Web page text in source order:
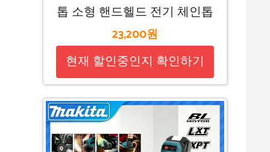
톱 소형 핸드헬드 전기 체인톱
23,200원
현재 할인중인지 확인하기